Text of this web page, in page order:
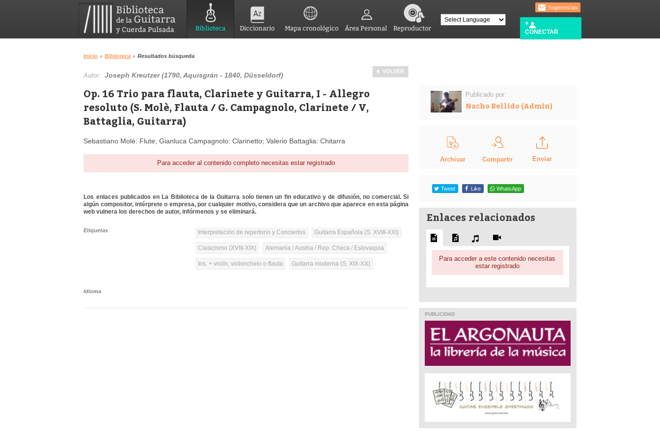
Biblioteca Diccionario Mapa cronológico Área Personal Reproductor
Sugerencias
CONECTAR
Inicio › Biblioteca › Resultados búsqueda
VOLVER
Autor:Joseph Kreutzer (1790, Aquisgrán - 1840, Düsseldorf)
Op. 16 Trio para flauta, Clarinete y Guitarra, I - Allegro
resoluto (S. Molè, Flauta / G. Campagnolo, Clarinete / V,
Battaglia, Guitarra)
Sebastiano Molè: Flute; Gianluca Campagnolo: Clarinetto; Valerio Battaglia: Chitarra
Para acceder al contenido completo necesitas estar registrado
Los enlaces publicados en La Biblioteca de la Guitarra solo tienen un fin educativo y de difusión, no comercial. Si
algún compositor, intérprete o empresa, por cualquier motivo, considera que un archivo que aparece en esta página
web vulnera los derechos de autor, infórmenos y se eliminará.
Etiquetas Interpretación de repertorio y Conciertos Guitarra Española (S. XVIII-XXI)
Clasicismo (XVIII-XIX) Alemania / Austria / Rep. Checa / Eslovaquia
Ins. + violín, violonchelo o flauta Guitarra moderna (S. XIX-XX)
Idioma
Publicado por:
Nacho Bellido (Admin)
Archivar Compartir Enviar
Tweet Like WhatsApp
Enlaces relacionados
Para acceder a este contenido necesitas
estar registrado
PUBLICIDAD